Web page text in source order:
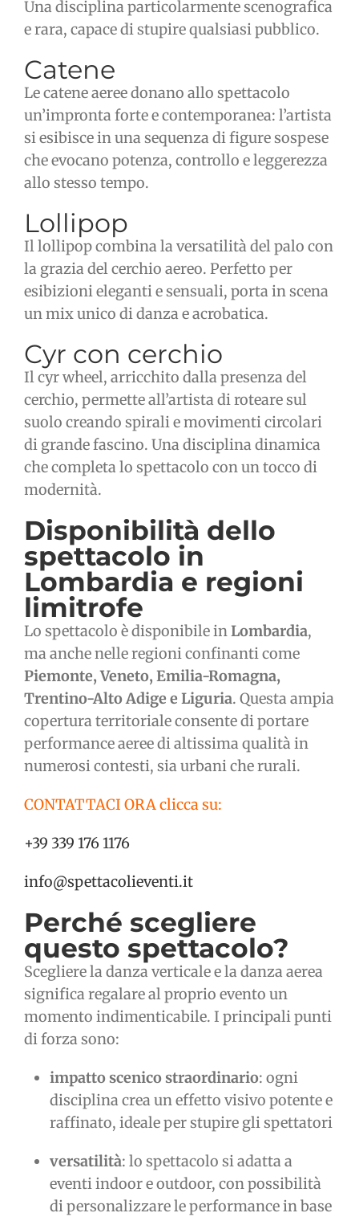
Una disciplina particolarmente scenografica
e rara, capace di stupire qualsiasi pubblico.
Catene
Le catene aeree donano allo spettacolo
un’impronta forte e contemporanea: l’artista
si esibisce in una sequenza di figure sospese
che evocano potenza, controllo e leggerezza
allo stesso tempo.
Lollipop
Il lollipop combina la versatilità del palo con
la grazia del cerchio aereo. Perfetto per
esibizioni eleganti e sensuali, porta in scena
un mix unico di danza e acrobatica.
Cyr con cerchio
Il cyr wheel, arricchito dalla presenza del
cerchio, permette all’artista di roteare sul
suolo creando spirali e movimenti circolari
di grande fascino. Una disciplina dinamica
che completa lo spettacolo con un tocco di
modernità.
Disponibilità dello
spettacolo in
Lombardia e regioni
limitrofe
Lo spettacolo è disponibile inLombardia,
ma anche nelle regioni confinanti come
Piemonte, Veneto, Emilia-Romagna,
Trentino-Alto Adige e Liguria. Questa ampia
copertura territoriale consente di portare
performance aeree di altissima qualità in
numerosi contesti, sia urbani che rurali.
CONTATTACI ORA clicca su:
+39 339 176 1176
info@spettacolieventi.it
Perché scegliere
questo spettacolo?
Scegliere la danza verticale e la danza aerea
significa regalare al proprio evento un
momento indimenticabile. I principali punti
di forza sono:
impatto scenico straordinario: ogni
disciplina crea un effetto visivo potente e
raffinato, ideale per stupire gli spettatori
versatilità: lo spettacolo si adatta a
eventi indoor e outdoor, con possibilità
di personalizzare le performance in base